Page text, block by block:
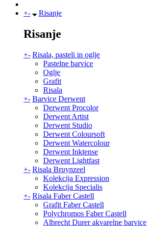
+- Risanje
Risanje
+- Risala, pasteli in oglje
Pastelne barvice
Oglje
Grafit
Risala
+- Barvice Derwent
Derwent Procolor
Derwent Artist
Derwent Studio
Derwent Coloursoft
Derwent Watercolour
Derwent Inktense
Derwent Lightfast
+- Risala Bruynzeel
Kolekcija Expression
Kolekcija Specialis
+- Risala Faber Castell
Grafit Faber Castell
Polychromos Faber Castell
Albrecht Durer akvarelne barvice